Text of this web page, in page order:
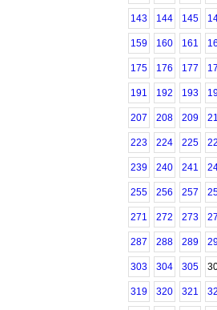
143 144 145
159 160 161
175 176 177
191 192 193
207 208 209
223 224 225
239 240 241
255 256 257
271 272 273
287 288 289
303 304 305
319 320 321